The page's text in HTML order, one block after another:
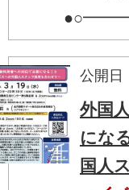
公開日
外国
にな
国人